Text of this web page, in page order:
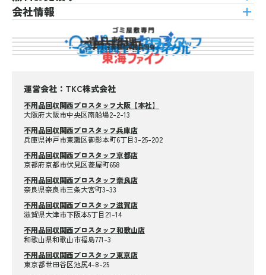
会社情報
運営会社：TKC株式会社
不用品回収関西プロスタッフ大阪【本社】
大阪府大阪市中央区南船場2-2-13
不用品回収関西プロスタッフ兵庫店
兵庫県神戸市東灘区御影本町6丁目3-25-202
不用品回収関西プロスタッフ京都店
京都府京都市伏見区菱屋町658
不用品回収関西プロスタッフ奈良店
奈良県奈良市三条大宮町3-33
不用品回収関西プロスタッフ滋賀店
滋賀県大津市下阪本5丁目21-14
不用品回収関西プロスタッフ和歌山店
和歌山県和歌山市福島771-3
不用品回収関西プロスタッフ東京店
東京都世田谷区池尻4-8-25